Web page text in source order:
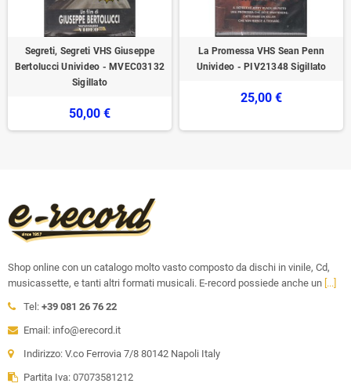
Segreti, Segreti VHS Giuseppe
Bertolucci Univideo - MVEC03132
Sigillato
50,00 €
La Promessa VHS Sean Penn
Univideo - PIV21348 Sigillato
25,00 €
Shop online con un catalogo molto vasto composto da dischi in vinile, Cd,
musicassette, e tanti altri formati musicali. E-record possiede anche un [...]
Tel: +39 081 26 76 22
Email: info@erecord.it
Indirizzo: V.co Ferrovia 7/8 80142 Napoli Italy
Partita Iva: 07073581212